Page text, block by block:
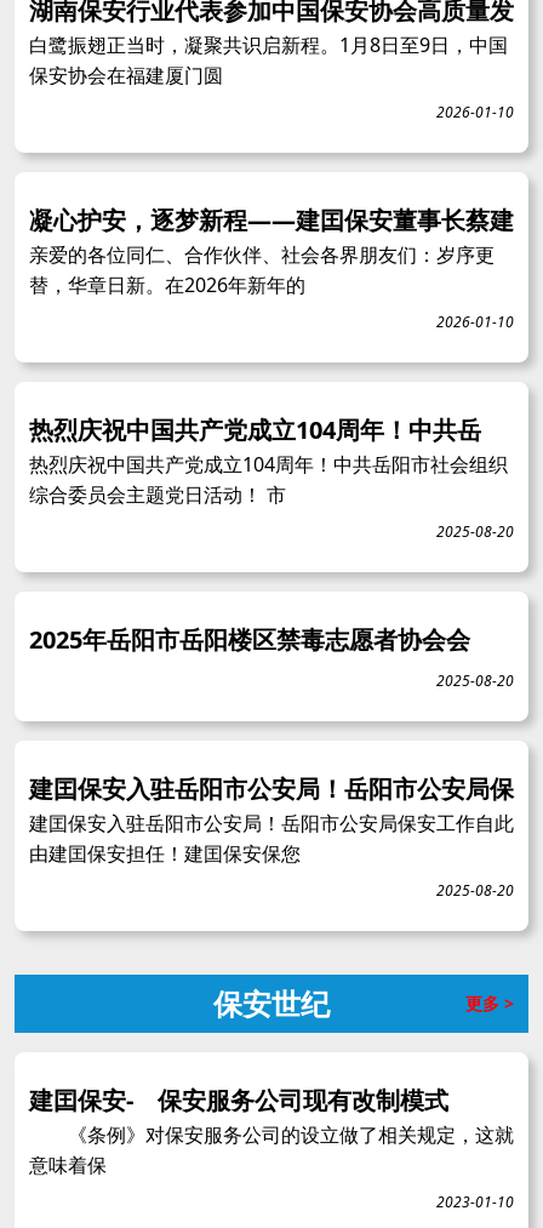
湖南保安行业代表参加中国保安协会高质量发
白鹭振翅正当时，凝聚共识启新程。1月8日至9日，中国
保安协会在福建厦门圆
2026-01-10
凝心护安，逐梦新程——建囯保安董事长蔡建
亲爱的各位同仁、合作伙伴、社会各界朋友们：岁序更
替，华章日新。在2026年新年的
2026-01-10
热烈庆祝中国共产党成立104周年！中共岳
热烈庆祝中国共产党成立104周年！中共岳阳市社会组织
综合委员会主题党日活动！ 市
2025-08-20
2025年岳阳市岳阳楼区禁毒志愿者协会会
2025-08-20
建囯保安入驻岳阳市公安局！岳阳市公安局保
建囯保安入驻岳阳市公安局！岳阳市公安局保安工作自此
由建囯保安担任！建囯保安保您
2025-08-20
保安世纪 更多 >
建囯保安- 保安服务公司现有改制模式
《条例》对保安服务公司的设立做了相关规定，这就
意味着保
2023-01-10